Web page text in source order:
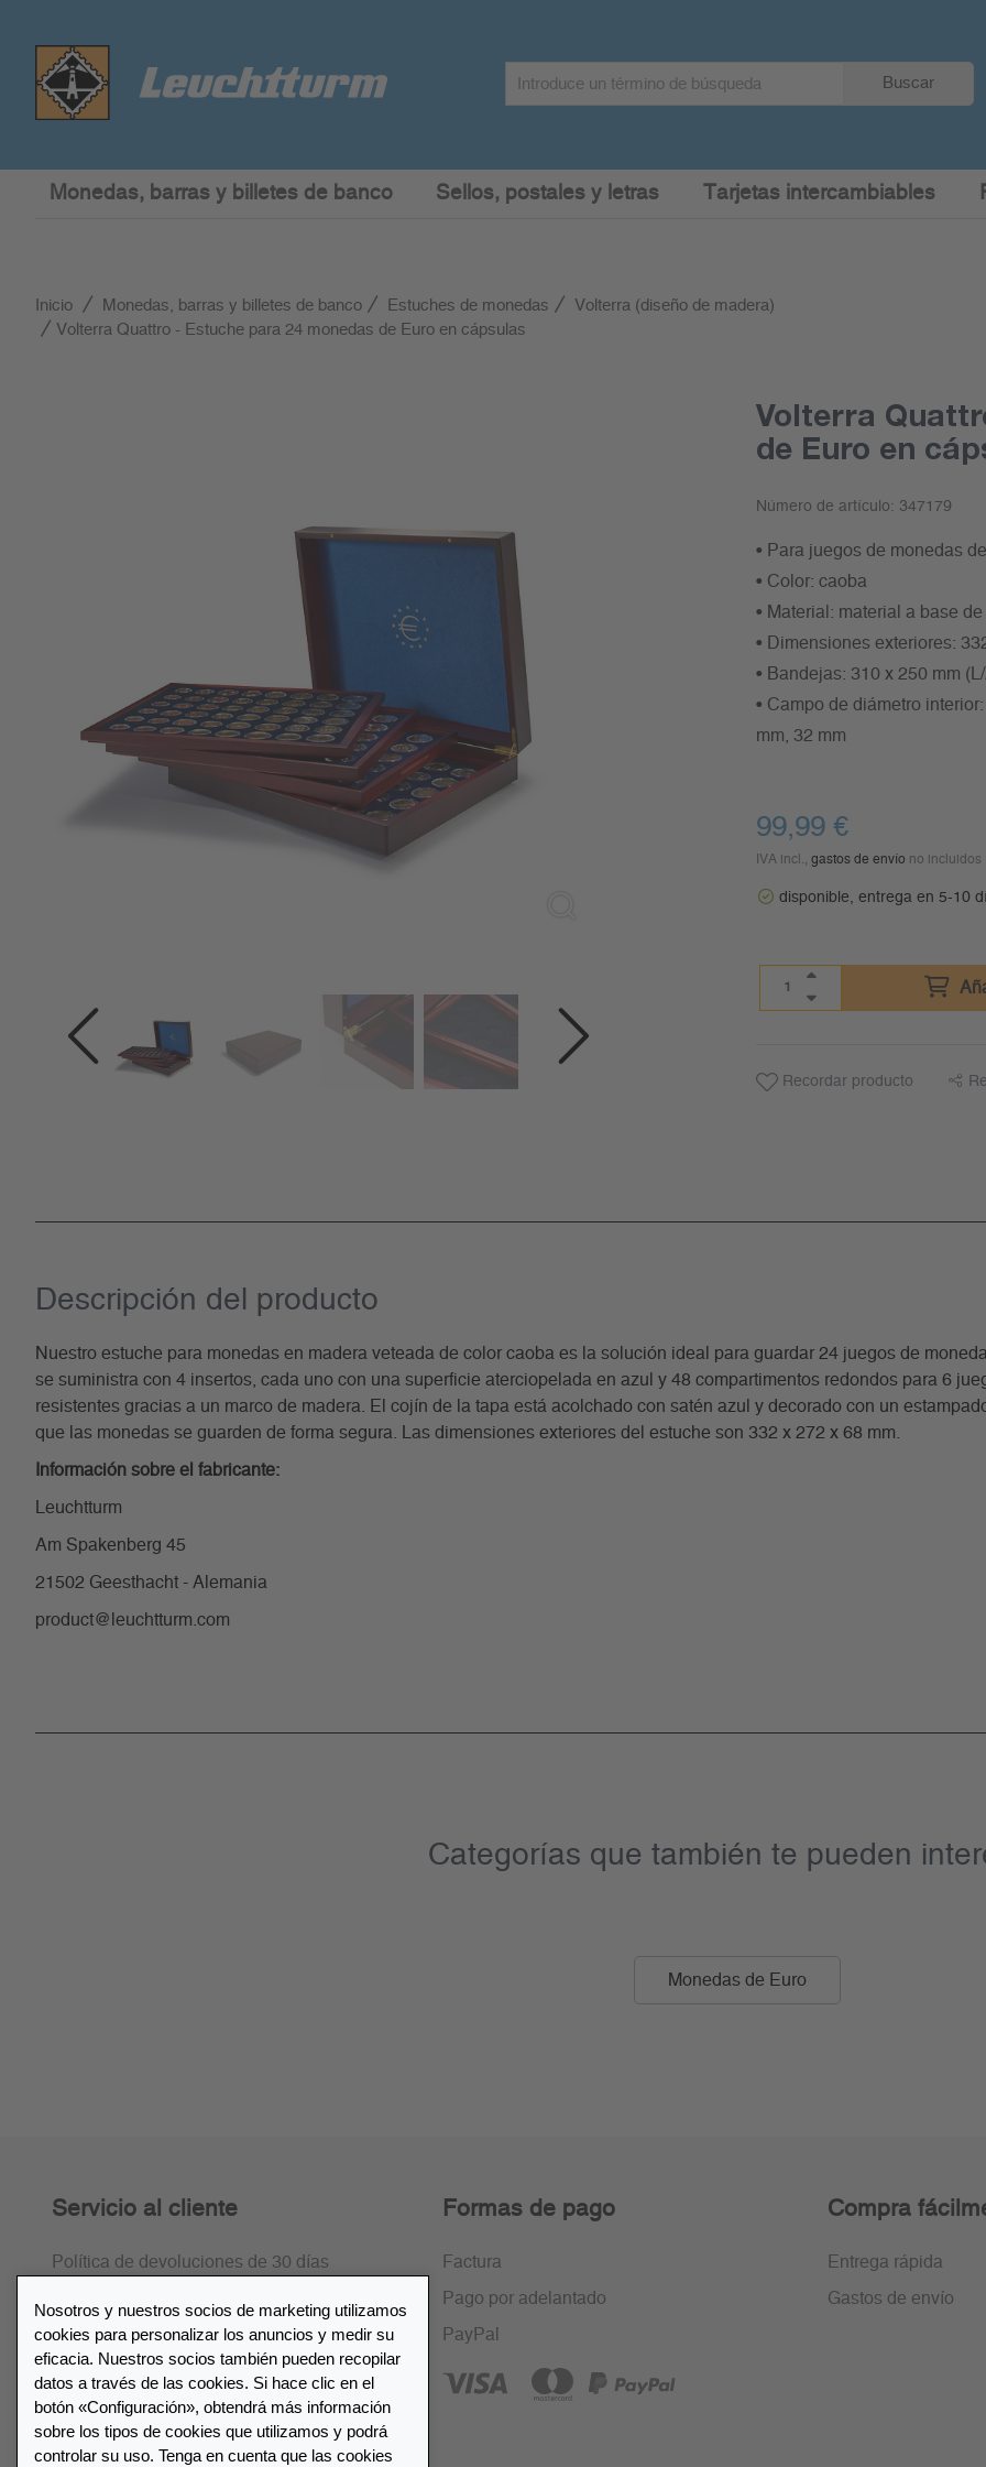
Buscar
Monedas, barras y billetes de banco Sellos, postales y letras Tarjetas intercambiables
Inicio Monedas, barras y billetes de banco Estuches de monedas
Volterra (diseño de madera)
Volterra Quattro - Estuche para 24 monedas de Euro en cápsulas
Volterra
de Euro en
Número de artículo: 347179
• Para juegos de monedas
• Color: caoba
• Material: material a base
• Dimensiones exteriores:
• Bandejas: 310 x 250 mm
• Campo de diámetro
mm, 32 mm
99,99 €
IVA incl., gastos de envío no incluidos
disponible, entrega en 5-10
Recordar producto
Descripción del producto
Nuestro estuche para monedas en madera veteada de color caoba es la solución ideal para guardar 24 juegos de
se suministra con 4 insertos, cada uno con una superficie aterciopelada en azul y 48 compartimentos redondos para 6
resistentes gracias a un marco de madera. El cojín de la tapa está acolchado con satén azul y decorado con un
que las monedas se guarden de forma segura. Las dimensiones exteriores del estuche son 332 x 272 x 68 mm.
Información sobre el fabricante:
Leuchtturm
Am Spakenberg 45
21502 Geesthacht - Alemania
product@leuchtturm.com
Categorías que también te pueden
Monedas de Euro
Servicio al cliente
Política de devoluciones de 30 días
Preguntas frecuentes
Formas de pago
Factura
Pago por adelantado
PayPal
Compra
Entrega rápida
Gastos de envío
Nosotros y nuestros socios de marketing utilizamos
cookies para personalizar los anuncios y medir su
eficacia. Nuestros socios también pueden recopilar
datos a través de las cookies. Si hace clic en el
botón «Configuración», obtendrá más información
sobre los tipos de cookies que utilizamos y podrá
controlar su uso. Tenga en cuenta que las cookies